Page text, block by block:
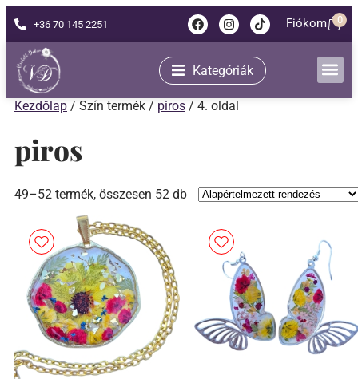
+36 70 145 2251 Fiókom 0
Kategóriák
Kezdőlap / Szín termék / piros / 4. oldal
piros
49–52 termék, összesen 52 db